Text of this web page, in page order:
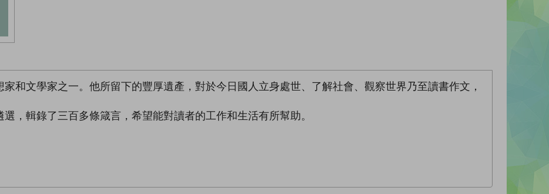
和文學家之一。他所留下的豐厚遺產，對於今日國人立身處世、了解社會、觀察世界乃至讀書作文，
，輯錄了三百多條箴言，希望能對讀者的工作和生活有所幫助。